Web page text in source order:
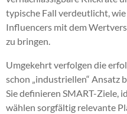
typische Fall verdeutlicht,
Influencers mit dem
zu bringen.
Umgekehrt verfolgen die
schon „industriellen“ Ansatz
Sie definieren SMART-Ziele,
wählen sorgfältig relevante